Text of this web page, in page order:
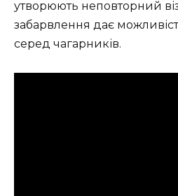
утворюють неповторний
забарвлення дає
серед чагарників.